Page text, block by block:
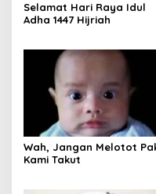
Selamat Hari Raya Idul
Adha 1447 Hijriah
Wah, Jangan Melotot
Kami Takut